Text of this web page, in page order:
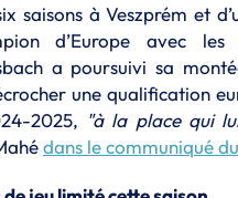
saisons à Veszprém et
d’Europe avec les
a poursuivi sa
une qualification
2025, "à la place qui
dans le communiqué